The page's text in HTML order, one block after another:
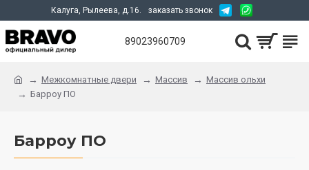
Калуга, Рылеева, д.16. заказать звонок
89023960709
Межкомнатные двери Массив
Массив ольхи
Барроу ПО
Барроу ПО